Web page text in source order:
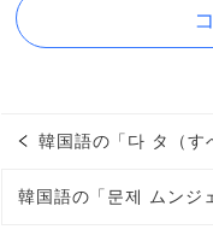
韓国語の「다 タ（す
韓国語の「문제 ムンジ